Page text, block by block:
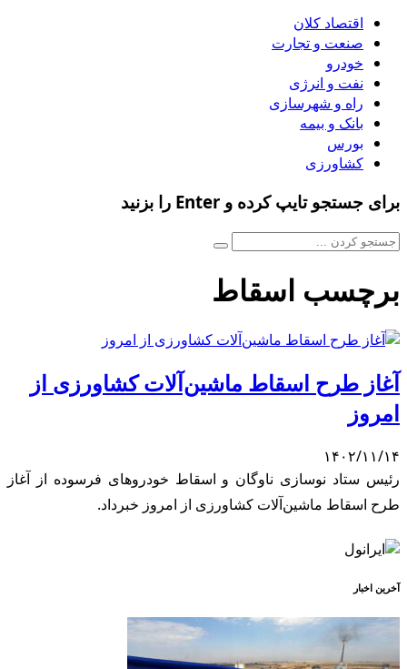
اقتصاد کلان
صنعت و تجارت
خودرو
نفت و انرژی
راه و شهرسازی
بانک و بیمه
بورس
کشاورزی
برای جستجو تایپ کرده و Enter را بزنید
برچسب اسقاط
آغاز طرح اسقاط ماشین‌آلات کشاورزی از
امروز
۱۴۰۲/۱۱/۱۴
رئیس ستاد نوسازی ناوگان و اسقاط خودروهای فرسوده از آغاز
طرح اسقاط ماشین‌آلات کشاورزی از امروز خبرداد.
آخرین اخبار